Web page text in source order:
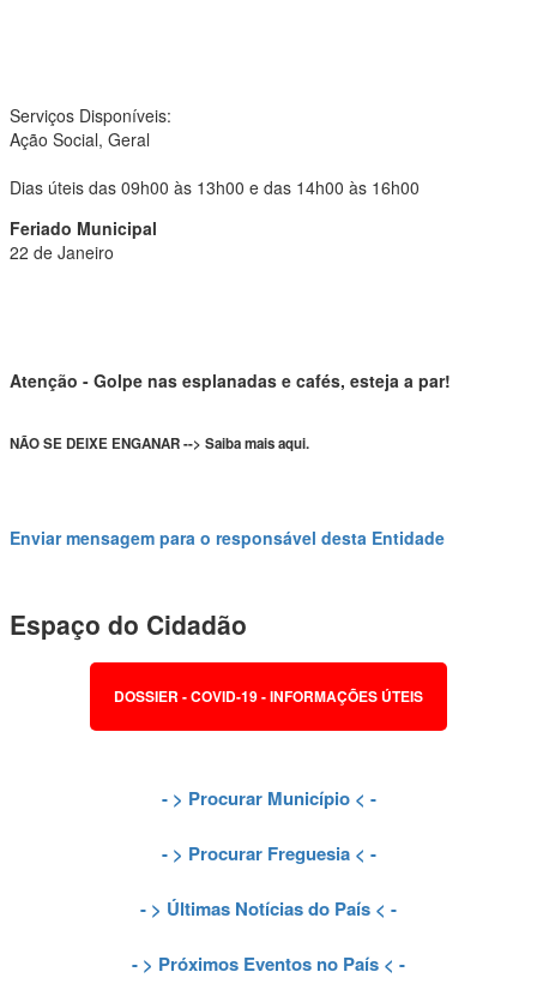
Serviços Disponíveis:
Ação Social, Geral
Dias úteis das 09h00 às 13h00 e das 14h00 às 16h00
Feriado Municipal
22 de Janeiro
Atenção - Golpe nas esplanadas e cafés, esteja a par!
NÃO SE DEIXE ENGANAR --> Saiba mais aqui.
Enviar mensagem para o responsável desta Entidade
Espaço do Cidadão
DOSSIER - COVID-19 - INFORMAÇÕES ÚTEIS
- > Procurar Município< -
- > Procurar Freguesia< -
- > Últimas Notícias do País < -
- > Próximos Eventos no País < -